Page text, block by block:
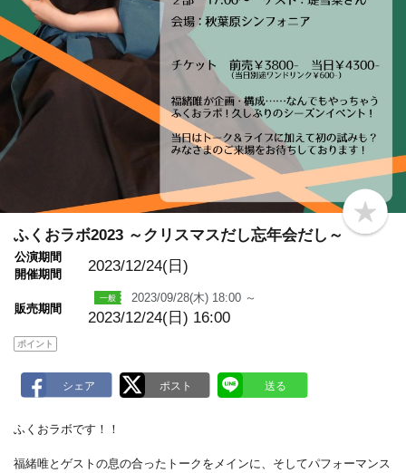
b
o
ふくおラボ2023 ～クリスマスだし忘年会だし～
公演期間
開催期間
2023/12/24(日)
販売期間
2023/09/28(木) 18:00 ～
2023/12/24(日) 16:00
ポイント
ふくおラボです！！
福緒唯とゲストの息の合ったトークをメインに、そしてパフォーマンス